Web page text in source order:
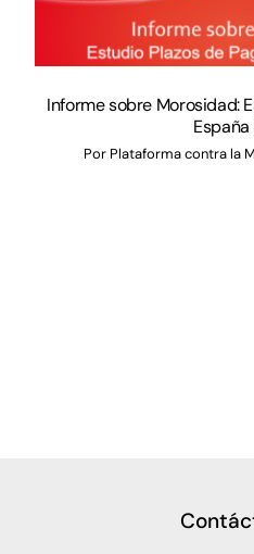
Informe sobre Morosidad:
Por Plataforma contra la